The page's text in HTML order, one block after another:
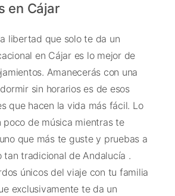
en Cájar
libertad que solo te da un
en Cájar es lo mejor de
Amanecerás con una
sin horarios es de esos
que hacen la vida más fácil. Lo
poco de música mientras te
que más te guste y pruebas a
tan tradicional de Andalucía .
únicos del viaje con tu familia
exclusivamente te da un